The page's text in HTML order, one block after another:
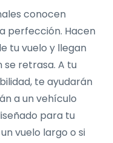
conocen
perfección. Hacen
tu vuelo y llegan
se retrasa. A tu
te ayudarán
a un vehículo
para tu
vuelo largo o si